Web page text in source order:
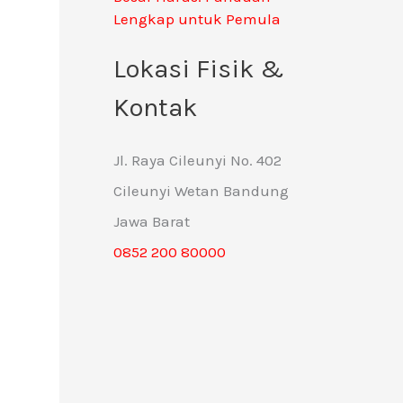
Lengkap untuk Pemula
Lokasi Fisik &
Kontak
Jl. Raya Cileunyi No. 402
Cileunyi Wetan Bandung
Jawa Barat
0852 200 80000